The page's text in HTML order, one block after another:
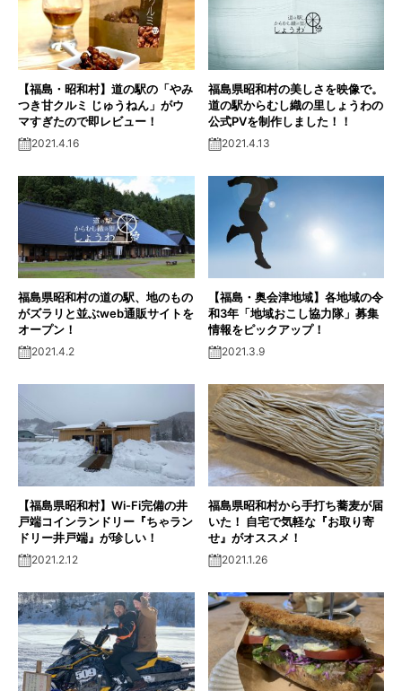
【福島・昭和村】道の駅の「やみ
つき甘クルミ じゅうねん」がウ
マすぎたので即レビュー！
2021.4.16
福島県昭和村の美しさを映像で。
道の駅からむし織の里しょうわの
公式PVを制作しました！！
2021.4.13
福島県昭和村の道の駅、地のもの
がズラリと並ぶweb通販サイトを
オープン！
2021.4.2
【福島・奥会津地域】各地域の令
和3年「地域おこし協力隊」募集
情報をピックアップ！
2021.3.9
【福島県昭和村】Wi-Fi完備の井
戸端コインランドリー『ちゃラン
ドリー井戸端』が珍しい！
2021.2.12
福島県昭和村から手打ち蕎麦が届
いた！ 自宅で気軽な『お取り寄
せ』がオススメ！
2021.1.26